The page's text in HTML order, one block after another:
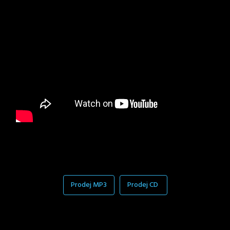
Prodej MP3 Prodej CD